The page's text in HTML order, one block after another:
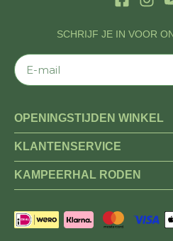
SCHRIJF JE IN VOOR
E-mail
OPENINGSTIJDEN WINKEL
KLANTENSERVICE
KAMPEERHAL RODEN